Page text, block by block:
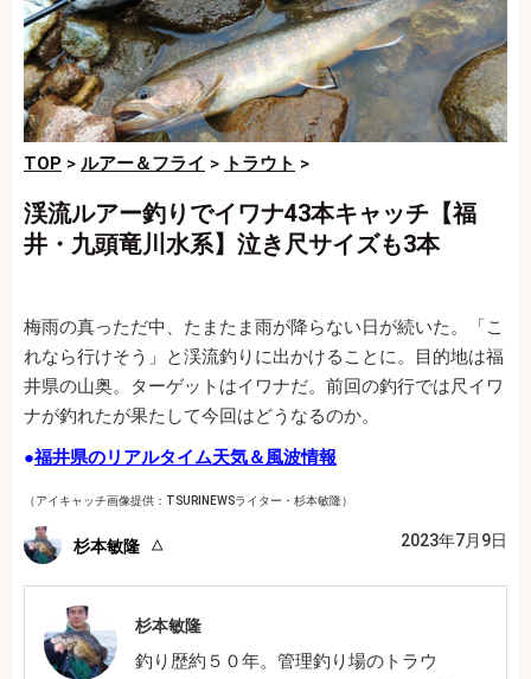
TOP > ルアー＆フライ > トラウト >
渓流ルアー釣りでイワナ43本キャッチ【福
井・九頭竜川水系】泣き尺サイズも3本
梅雨の真っただ中、たまたま雨が降らない日が続いた。「こ
れなら行けそう」と渓流釣りに出かけることに。目的地は福
井県の山奥。ターゲットはイワナだ。前回の釣行では尺イワ
ナが釣れたが果たして今回はどうなるのか。
●福井県のリアルタイム天気＆風波情報
（アイキャッチ画像提供：TSURINEWSライター・杉本敏隆）
杉本敏隆 2023年7月9日
杉本敏隆
釣り歴約５０年。管理釣り場のトラウ